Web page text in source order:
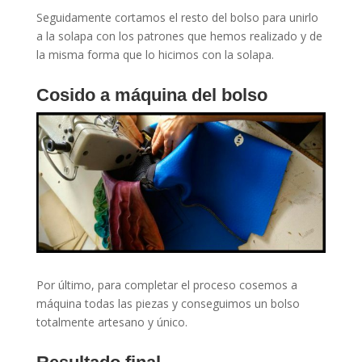
Seguidamente cortamos el resto del bolso para unirlo
a la solapa con los patrones que hemos realizado y de
la misma forma que lo hicimos con la solapa.
Cosido a máquina del bolso
Por último, para completar el proceso cosemos a
máquina todas las piezas y conseguimos un bolso
totalmente artesano y único.